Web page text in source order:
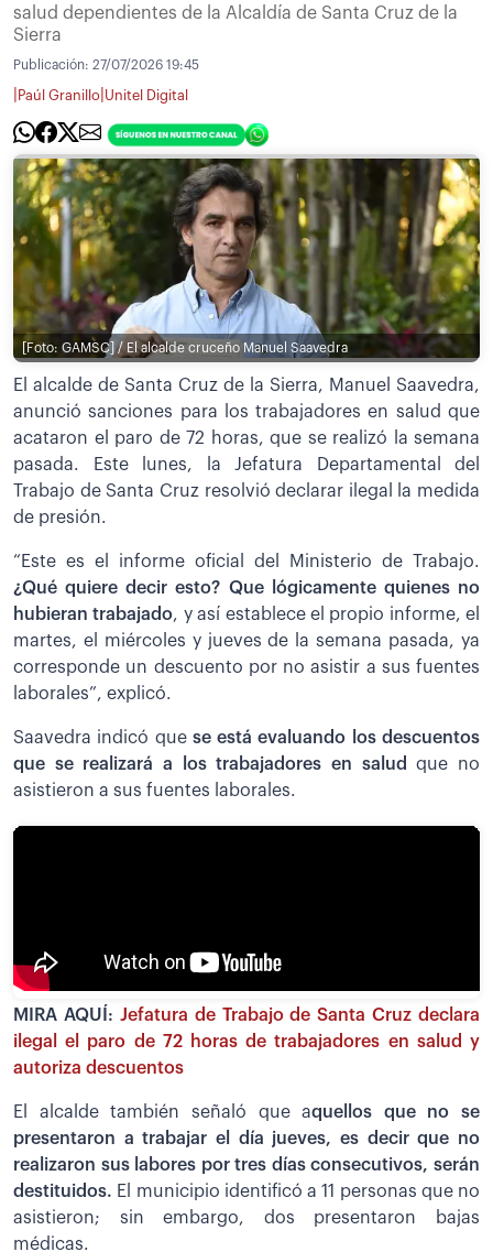
salud dependientes de la Alcaldía de Santa Cruz de la
Sierra
Publicación: 27/07/2026 19:45
Paúl Granillo Unitel Digital
[Foto: GAMSC] / El alcalde cruceño Manuel Saavedra
El alcalde de Santa Cruz de la Sierra, Manuel Saavedra,
anunció sanciones para los trabajadores en salud que
acataron el paro de 72 horas, que se realizó la semana
pasada. Este lunes, la Jefatura Departamental del
Trabajo de Santa Cruz resolvió declarar ilegal la medida
de presión.
“Este es el informe oficial del Ministerio de Trabajo.
¿Qué quiere decir esto? Que lógicamente quienes no
hubieran trabajado, y así establece el propio informe, el
martes, el miércoles y jueves de la semana pasada, ya
corresponde un descuento por no asistir a sus fuentes
laborales”, explicó.
Saavedra indicó que se está evaluando los descuentos
que se realizará a los trabajadores en saludque no
asistieron a sus fuentes laborales.
MIRA AQUÍ: Jefatura de Trabajo de Santa Cruz declara
ilegal el paro de 72 horas de trabajadores en salud y
autoriza descuentos
El alcalde también señaló que aquellos que no se
presentaron a trabajar el día jueves, es decir que no
realizaron sus labores por tres días consecutivos, serán
destituidos. El municipio identificó a 11 personas que no
asistieron; sin embargo, dos presentaron bajas
médicas.